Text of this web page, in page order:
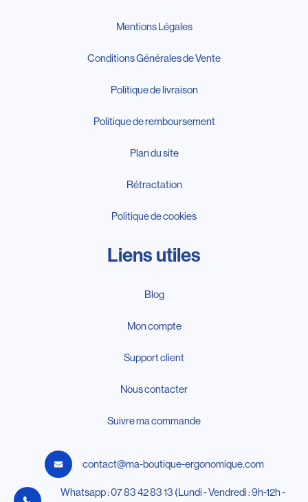
Mentions Légales
Conditions Générales de Vente
Politique de livraison
Politique de remboursement
Plan du site
Rétractation
Politique de cookies
Liens utiles
Blog
Mon compte
Support client
Nous contacter
Suivre ma commande
contact@ma-boutique-ergonomique.com
Whatsapp : 07 83 42 83 13 (Lundi - Vendredi : 9h-12h -